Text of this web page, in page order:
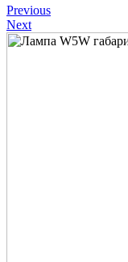
Previous
Next